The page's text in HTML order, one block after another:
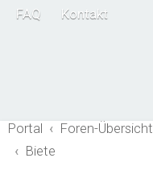
FAQ Kontakt
Portal Foren-Übersicht
Biete